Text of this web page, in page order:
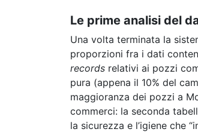
Le prime analisi del
Una volta terminata la
proporzioni fra i dati
records relativi ai pozzi
pura (appena il 10% del
maggioranza dei pozzi a
commerci: la seconda
la sicurezza e l’igiene che